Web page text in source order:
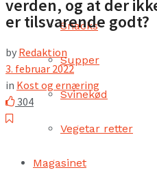
Snacks
Supper
Svinekød
Vegetar retter
Magasinet
verden, og at der
er tilsvarende godt?
by Redaktion
3. februar 2022
in Kost og ernæring
304